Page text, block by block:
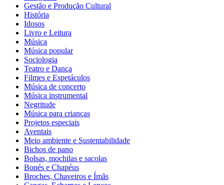
Gestão e Produção Cultural
História
Idosos
Livro e Leitura
Música
Música popular
Sociologia
Teatro e Dança
Filmes e Espetáculos
Música de concerto
Música instrumental
Negritude
Música para crianças
Projetos especiais
Aventais
Meio ambiente e Sustentabilidade
Bichos de pano
Bolsas, mochilas e sacolas
Bonés e Chapéus
Broches, Chaveiros e Ímãs